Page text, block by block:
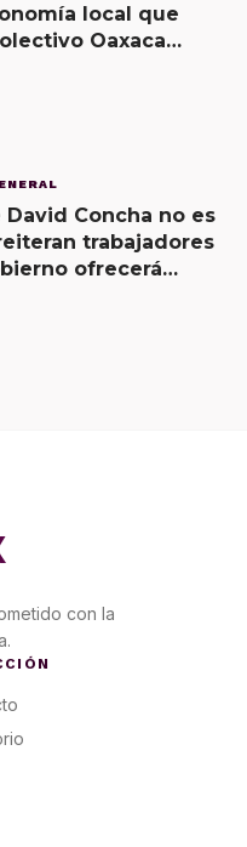
local que
Oaxaca
David Concha no es
trabajadores
ofrecerá
con la